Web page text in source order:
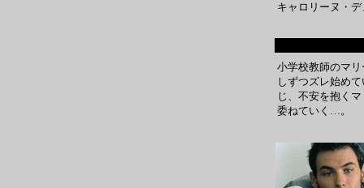
キャロリーヌ・
小学校教師のマ
しずつズレ始め
じ、不安を抱く
委ねていく…。